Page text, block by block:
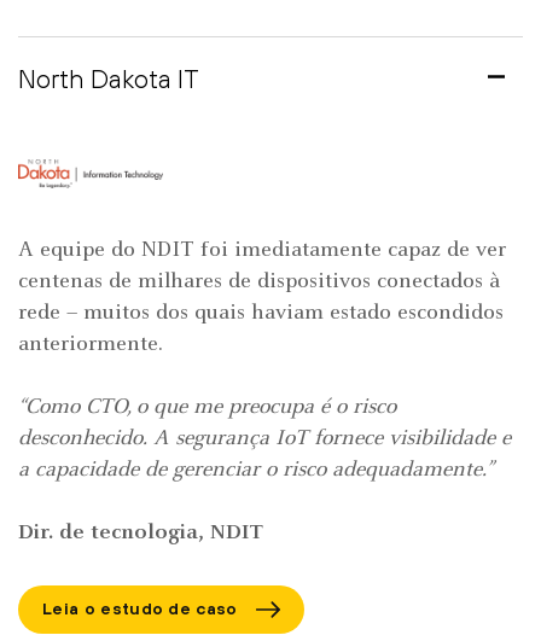
North Dakota IT
A equipe do NDIT foi imediatamente capaz de ver
centenas de milhares de dispositivos conectados à
rede – muitos dos quais haviam estado escondidos
anteriormente.
“Como CTO, o que me preocupa é o risco
desconhecido. A segurança IoT fornece visibilidade e
a capacidade de gerenciar o risco adequadamente.”
Dir. de tecnologia, NDIT
Leia o estudo de caso